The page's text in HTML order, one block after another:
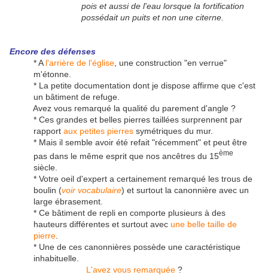
pois et aussi de l'eau lorsque la fortification
possédait un puits et non une citerne.
Encore des défenses
* A l'arrière de l'église , une construction "en verrue"
m'étonne.
* La petite documentation dont je dispose affirme que c'est
un bâtiment de refuge.
Avez vous remarqué la qualité du parement d'angle ?
* Ces grandes et belles pierres taillées surprennent par
rapport aux petites pierres symétriques du mur.
* Mais il semble avoir été refait "récemment" et peut être
pas dans le même esprit que nos ancêtres du 15ème
siècle.
* Votre oeil d'expert a certainement remarqué les trous de
boulin (voir vocabulaire) et surtout la canonnière avec un
large ébrasement.
* Ce bâtiment de repli en comporte plusieurs à des
hauteurs différentes et surtout avec une belle taille de
pierre
* Une de ces canonnières possède une caractéristique
inhabituelle.
L'avez vous remarquée?